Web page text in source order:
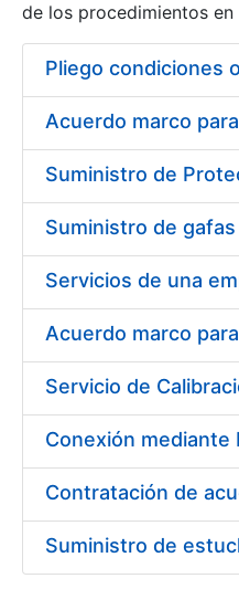
de los procedimientos en